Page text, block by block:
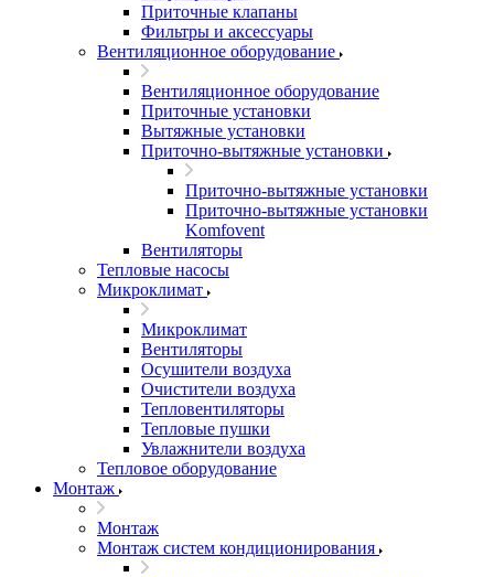
Приточные клапаны
Фильтры и аксессуары
Вентиляционное оборудование
Вентиляционное оборудование
Приточные установки
Вытяжные установки
Приточно-вытяжные установки
Приточно-вытяжные установки
Приточно-вытяжные установки
Komfovent
Вентиляторы
Тепловые насосы
Микроклимат
Микроклимат
Вентиляторы
Осушители воздуха
Очистители воздуха
Тепловентиляторы
Тепловые пушки
Увлажнители воздуха
Тепловое оборудование
Монтаж
Монтаж
Монтаж систем кондиционирования